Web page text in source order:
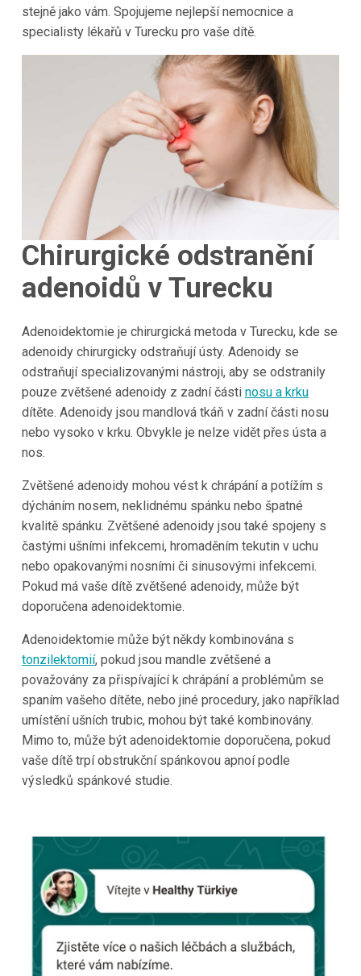
stejně jako vám. Spojujeme nejlepší nemocnice a
specialisty lékařů v Turecku pro vaše dítě.
Chirurgické odstranění
adenoidů v Turecku
Adenoidektomie je chirurgická metoda v Turecku, kde se
adenoidy chirurgicky odstraňují ústy. Adenoidy se
odstraňují specializovanými nástroji, aby se odstranily
pouze zvětšené adenoidy z zadní části nosu a krku
dítěte. Adenoidy jsou mandlová tkáň v zadní části nosu
nebo vysoko v krku. Obvykle je nelze vidět přes ústa a
nos.
Zvětšené adenoidy mohou vést k chrápání a potížím s
dýcháním nosem, neklidnému spánku nebo špatné
kvalitě spánku. Zvětšené adenoidy jsou také spojeny s
častými ušními infekcemi, hromaděním tekutin v uchu
nebo opakovanými nosními či sinusovými infekcemi.
Pokud má vaše dítě zvětšené adenoidy, může být
doporučena adenoidektomie.
Adenoidektomie může být někdy kombinována s
tonzilektomií, pokud jsou mandle zvětšené a
považovány za přispívající k chrápání a problémům se
spaním vašeho dítěte, nebo jiné procedury, jako například
umístění ušních trubic, mohou být také kombinovány.
Mimo to, může být adenoidektomie doporučena, pokud
vaše dítě trpí obstrukční spánkovou apnoí podle
výsledků spánkové studie.